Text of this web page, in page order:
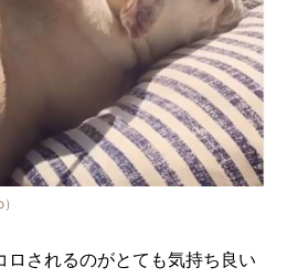
ロされるのがとても気持ち良い